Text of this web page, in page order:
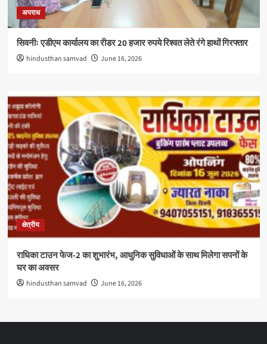
अपराध
सिवनीः एडीएम कार्यालय का रीडर 20 हजार रुपये रिश्वत लेते रंगे हाथों गिरफ्तार
hindusthan samvad June 16, 2026
क्षेत्रीय
राधिका टाउन फेज-2 का शुभारंभ, आधुनिक सुविधाओं के साथ मिलेगा सपनों के
घर का अवसर
hindusthan samvad June 16, 2026